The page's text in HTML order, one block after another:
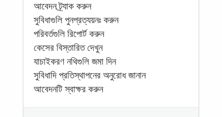
আবেদন ট্র্যাক করুন
সুবিধাগুলি পুনপ্রত্যয়নঃ করুন
পরিবর্তগুলি রিপোর্ট করুন
কেসের বিস্তারিত দেখুন
যাচাইকরণ নথিগুলি জমা দিন
সুবিধাদি প্রতিস্থাপনের অনুরোধ জানান
আবেদনটি স্বাক্ষর করুন